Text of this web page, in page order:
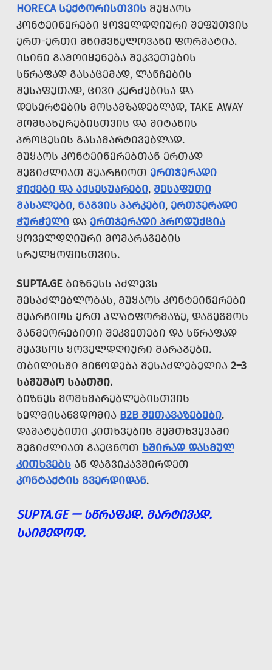
HORECA ᲡᲔᲥᲢᲝᲠᲘᲡᲗᲕᲘᲡ ᲛᲣᲧᲐᲝᲡ
ᲙᲝᲜᲢᲔᲘᲜᲔᲠᲔᲑᲘ ᲧᲝᲕᲔᲚᲓᲦᲘᲣᲠᲘ ᲨᲔᲤᲣᲗᲕᲘᲡ
ᲔᲠᲗ-ᲔᲠᲗᲘ ᲛᲜᲘᲨᲕᲜᲔᲚᲝᲕᲐᲜᲘ ᲤᲝᲠᲛᲐᲢᲘᲐ.
ᲘᲡᲘᲜᲘ ᲒᲐᲛᲝᲘᲧᲔᲜᲔᲑᲐ ᲨᲔᲙᲕᲔᲗᲔᲑᲘᲡ
ᲡᲬᲠᲐᲤᲐᲓ ᲒᲐᲡᲐᲪᲔᲛᲐᲓ, ᲚᲐᲜᲩᲔᲑᲘᲡ
ᲨᲔᲡᲐᲤᲣᲗᲐᲓ, ᲪᲘᲕᲘ ᲙᲔᲠᲫᲔᲑᲘᲡᲐ ᲓᲐ
ᲓᲔᲡᲔᲠᲢᲔᲑᲘᲡ ᲛᲝᲡᲐᲛᲖᲐᲓᲔᲑᲚᲐᲓ, TAKE AWAY
ᲛᲝᲛᲡᲐᲮᲣᲠᲔᲑᲘᲡᲗᲕᲘᲡ ᲓᲐ ᲛᲘᲢᲐᲜᲘᲡ
ᲞᲠᲝᲪᲔᲡᲘᲡ ᲒᲐᲡᲐᲛᲐᲠᲢᲘᲕᲔᲑᲚᲐᲓ.
ᲛᲣᲧᲐᲝᲡ ᲙᲝᲜᲢᲔᲘᲜᲔᲠᲔᲑᲗᲐᲜ ᲔᲠᲗᲐᲓ
ᲨᲔᲒᲘᲫᲚᲘᲐᲗ ᲨᲔᲐᲠᲩᲘᲝᲗ ᲔᲠᲗᲯᲔᲠᲐᲓᲘ
ᲭᲘᲥᲔᲑᲘ ᲓᲐ ᲐᲥᲡᲔᲡᲣᲐᲠᲔᲑᲘ, ᲨᲔᲡᲐᲤᲣᲗᲘ
ᲛᲐᲡᲐᲚᲔᲑᲘ, ᲜᲐᲒᲕᲘᲡ ᲞᲐᲠᲙᲔᲑᲘ, ᲔᲠᲗᲯᲔᲠᲐᲓᲘ
ᲭᲣᲠᲭᲔᲚᲘ ᲓᲐ ᲔᲠᲗᲯᲔᲠᲐᲓᲘ ᲞᲠᲝᲓᲣᲥᲪᲘᲐ
ᲧᲝᲕᲔᲚᲓᲦᲘᲣᲠᲘ ᲛᲝᲛᲐᲠᲐᲒᲔᲑᲘᲡ
ᲡᲠᲣᲚᲧᲝᲤᲘᲡᲗᲕᲘᲡ.
SUPTA.GE ᲑᲘᲖᲜᲔᲡᲡ ᲐᲫᲚᲔᲕᲡ
ᲨᲔᲡᲐᲫᲚᲔᲑᲚᲝᲑᲐᲡ, ᲛᲣᲧᲐᲝᲡ ᲙᲝᲜᲢᲔᲘᲜᲔᲠᲔᲑᲘ
ᲨᲔᲐᲠᲩᲘᲝᲡ ᲔᲠᲗ ᲞᲚᲐᲢᲤᲝᲠᲛᲐᲖᲔ, ᲓᲐᲒᲔᲒᲛᲝᲡ
ᲒᲐᲜᲛᲔᲝᲠᲔᲑᲘᲗᲘ ᲨᲔᲙᲕᲔᲗᲔᲑᲘ ᲓᲐ ᲡᲬᲠᲐᲤᲐᲓ
ᲨᲔᲐᲕᲡᲝᲡ ᲧᲝᲕᲔᲚᲓᲦᲘᲣᲠᲘ ᲛᲐᲠᲐᲒᲔᲑᲘ.
ᲗᲑᲘᲚᲘᲡᲨᲘ ᲛᲘᲬᲝᲓᲔᲑᲐ ᲨᲔᲡᲐᲫᲚᲔᲑᲔᲚᲘᲐ 2–3
ᲡᲐᲛᲣᲨᲐᲝ ᲡᲐᲐᲗᲨᲘ.
ᲑᲘᲖᲜᲔᲡ ᲛᲝᲛᲮᲛᲐᲠᲔᲑᲚᲔᲑᲘᲡᲗᲕᲘᲡ
ᲮᲔᲚᲛᲘᲡᲐᲬᲕᲓᲝᲛᲘᲐ B2B ᲨᲔᲗᲐᲕᲐᲖᲔᲑᲔᲑᲘ.
ᲓᲐᲛᲐᲢᲔᲑᲘᲗᲘ ᲙᲘᲗᲮᲕᲔᲑᲘᲡ ᲨᲔᲛᲗᲮᲕᲔᲕᲐᲨᲘ
ᲨᲔᲒᲘᲫᲚᲘᲐᲗ ᲒᲐᲔᲪᲜᲝᲗ ᲮᲨᲘᲠᲐᲓ ᲓᲐᲡᲛᲣᲚ
ᲙᲘᲗᲮᲕᲔᲑᲡ ᲐᲜ ᲓᲐᲒᲕᲘᲙᲐᲕᲨᲘᲠᲓᲔᲗ
ᲙᲝᲜᲢᲐᲥᲢᲘᲡ ᲒᲕᲔᲠᲓᲘᲓᲐᲜ.
SUPTA.GE — ᲡᲬᲠᲐᲤᲐᲓ. ᲛᲐᲠᲢᲘᲕᲐᲓ.
ᲡᲐᲘᲛᲔᲓᲝᲓ.